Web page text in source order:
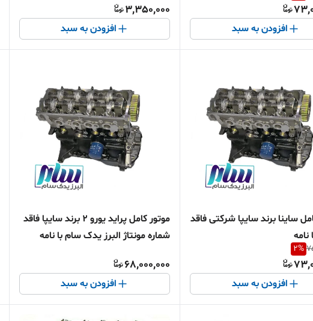
افزودن به سبد
3,350,000
افزودن به سبد
ساینا برند سایپا شرکتی فاقد
نامه
2%
افزودن به سبد
موتور کامل پراید یورو ۲ برند سایپا فاقد
شماره مونتاژ البرز یدک سام با نامه
68,000,000
افزودن به سبد